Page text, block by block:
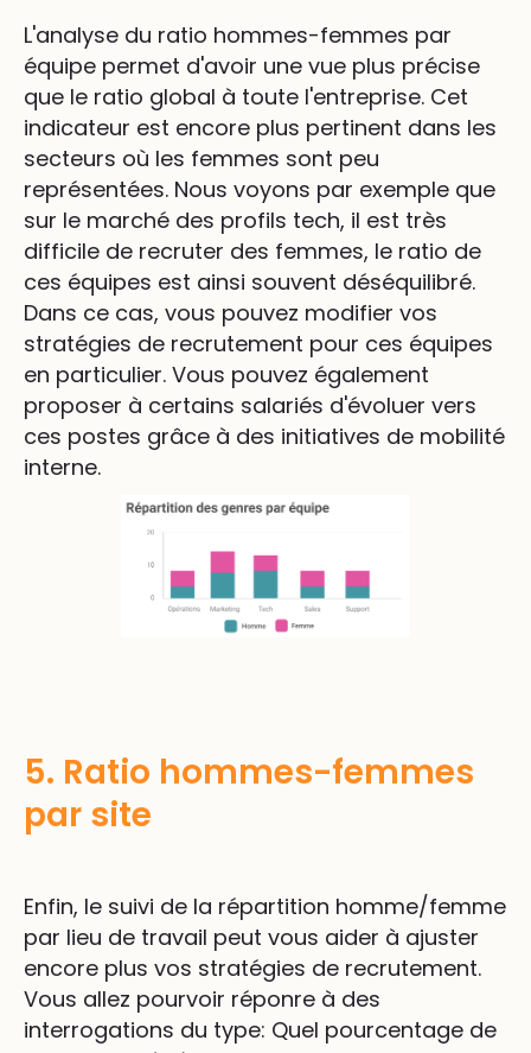
L'analyse du ratio hommes-femmes par
équipe permet d'avoir une vue plus précise
que le ratio global à toute l'entreprise. Cet
indicateur est encore plus pertinent dans les
secteurs où les femmes sont peu
représentées. Nous voyons par exemple que
sur le marché des profils tech, il est très
difficile de recruter des femmes, le ratio de
ces équipes est ainsi souvent déséquilibré.
Dans ce cas, vous pouvez modifier vos
stratégies de recrutement pour ces équipes
en particulier. Vous pouvez également
proposer à certains salariés d'évoluer vers
ces postes grâce à des initiatives de mobilité
interne.
5. Ratio hommes-femmes
par site
Enfin, le suivi de la répartition homme/femme
par lieu de travail peut vous aider à ajuster
encore plus vos stratégies de recrutement.
Vous allez pourvoir réponre à des
interrogations du type: Quel pourcentage de